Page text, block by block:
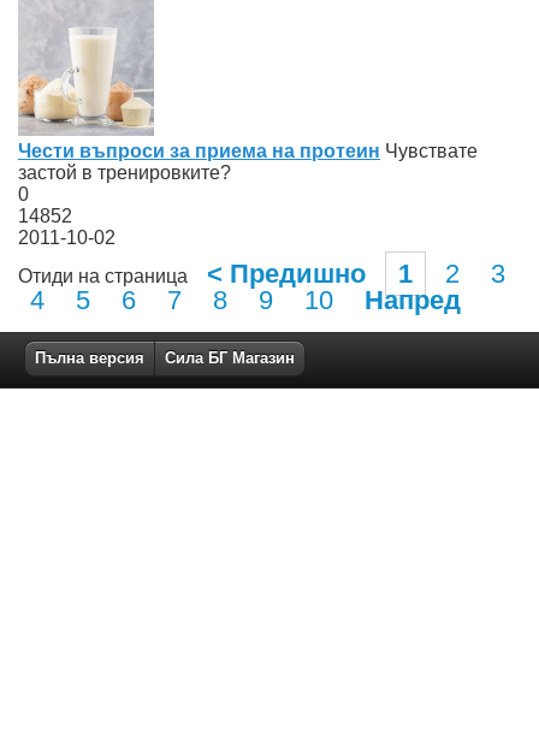
Чести въпроси за приема на протеин Чувствате
застой в тренировките?
0
14852
2011-10-02
Отиди на страница
< Предишно 1 2
3
4
5 6 7 8 9 10 Напред
Пълна версия Сила БГ Магазин